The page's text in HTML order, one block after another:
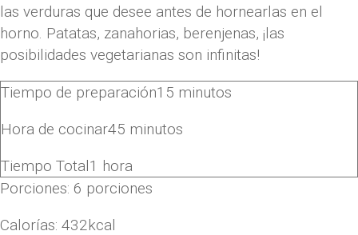
las verduras que desee antes de hornearlas en el
horno. Patatas, zanahorias, berenjenas, ¡las
posibilidades vegetarianas son infinitas!
Tiempo de preparación15 minutos
Hora de cocinar45 minutos
Tiempo Total1 hora
Porciones: 6 porciones
Calorías: 432kcal